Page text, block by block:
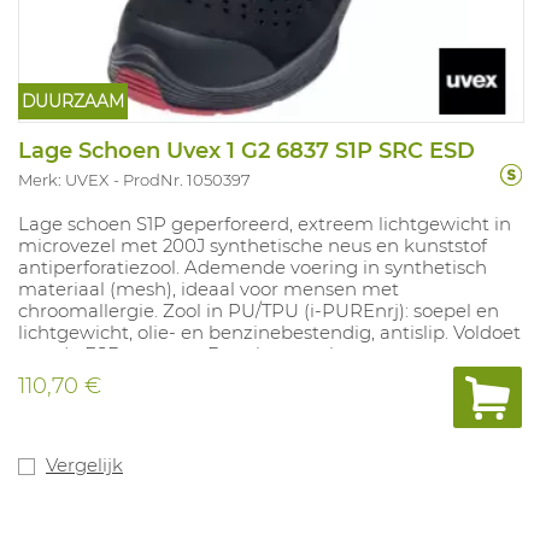
DUURZAAM
Lage Schoen Uvex 1 G2 6837 S1P SRC ESD
Merk: UVEX ProdNr. 1050397
Lage schoen S1P geperforeerd, extreem lichtgewicht in
microvezel met 200J synthetische neus en kunststof
antiperforatiezool. Ademende voering in synthetisch
materiaal (mesh), ideaal voor mensen met
chroomallergie. Zool in PU/TPU (i-PUREnrj): soepel en
lichtgewicht, olie- en benzinebestendig, antislip. Voldoet
aan de ESD normen. De schoenen laten geen sporen na
en hebben een zelfreinigend profiel. Maten: 35-52
(Breedte: 10, 11, 12 en 14).
110,70 €
Vergelijk